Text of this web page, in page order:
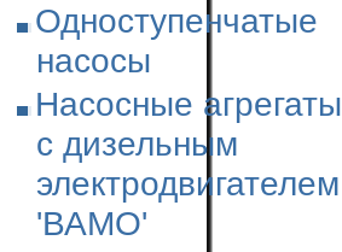
Одноступенчатые
насосы
Насосные агрегаты
с дизельным
электродвигателем
'ВАМО'